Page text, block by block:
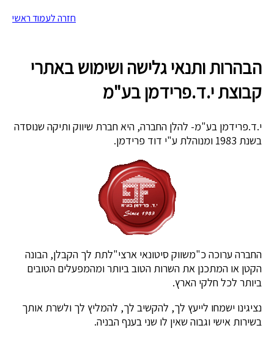
חזרה לעמוד ראשי
הבהרות ותנאי גלישה ושימוש באתרי
קבוצת י.ד.פרידמן בע"מ
י.ד.פרידמן בע"מ- להלן החברה, היא חברת שיווק ותיקה שנוסדה
בשנת 1983 ומנוהלת ע"י דוד פרידמן.
החברה ערוכה כ"משווק סיטונאי ארצי"לתת לך הקבלן, הבונה
הקטן או המתכנן את השרות הטוב ביותר ומהמפעלים הטובים
ביותר לכל חלקי הארץ.
נציגינו ישמחו לייעץ לך, להקשיב לך, להמליץ לך ולשרת אותך
בשירות אישי וגבוה שאין לו שני בענף הבניה.